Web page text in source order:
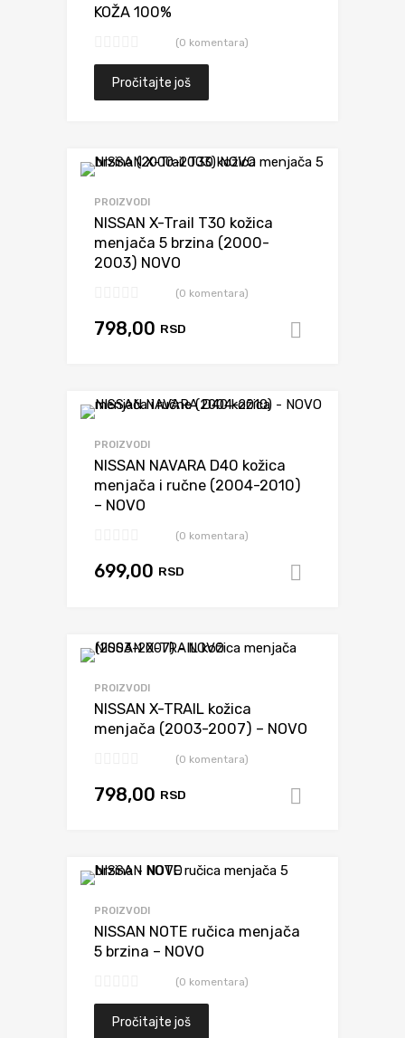
KOŽA 100%
(0 komentara)
Pročitajte još
PROIZVODI
NISSAN X-Trail T30 kožica
menjača 5 brzina (2000-
2003) NOVO
(0 komentara)
798,00 RSD
PROIZVODI
NISSAN NAVARA D40 kožica
menjača i ručne (2004-2010)
– NOVO
(0 komentara)
699,00 RSD
PROIZVODI
NISSAN X-TRAIL kožica
menjača (2003-2007) – NOVO
(0 komentara)
798,00 RSD
PROIZVODI
NISSAN NOTE ručica menjača
5 brzina – NOVO
(0 komentara)
Pročitajte još